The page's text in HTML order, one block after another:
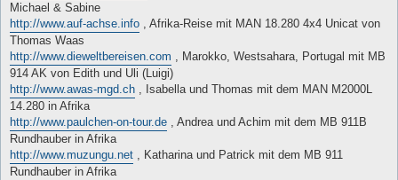
Michael & Sabine
http://www.auf-achse.info , Afrika-Reise mit MAN 18.280 4x4 Unicat von
Thomas Waas
http://www.dieweltbereisen.com , Marokko, Westsahara, Portugal mit MB
914 AK von Edith und Uli (Luigi)
http://www.awas-mgd.ch , Isabella und Thomas mit dem MAN M2000L
14.280 in Afrika
http://www.paulchen-on-tour.de , Andrea und Achim mit dem MB 911B
Rundhauber in Afrika
http://www.muzungu.net , Katharina und Patrick mit dem MB 911
Rundhauber in Afrika